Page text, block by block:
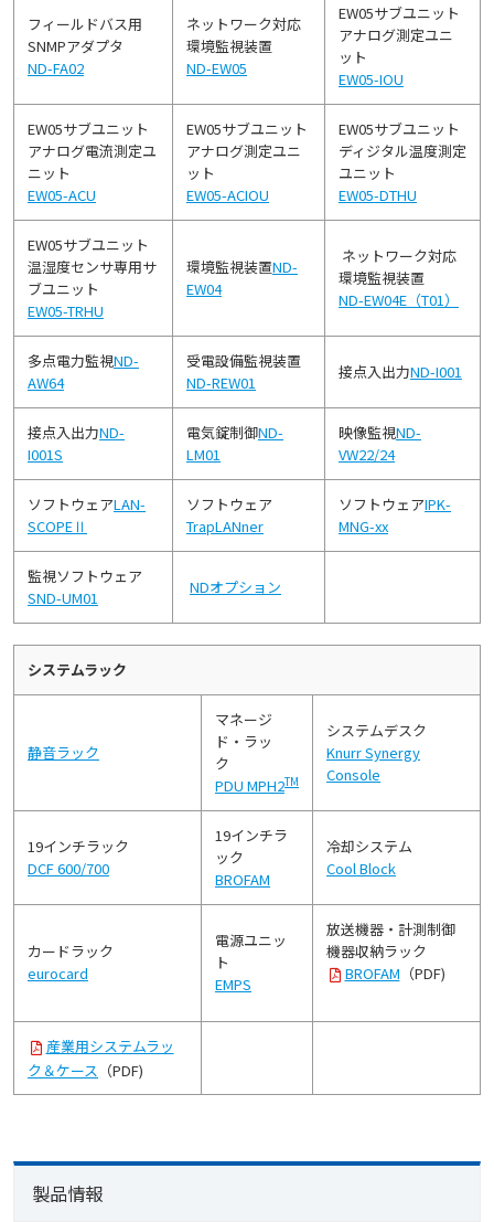
フィールドバス用
SNMPアダプタ
ND-FA02
ネットワーク対応
環境監視装置
ND-EW05
EW05サブユニット
アナログ測定ユニ
ット
EW05-IOU
EW05サブユニット
アナログ電流測定ユ
ニット
EW05-ACU
EW05サブユニット
アナログ測定ユニ
ット
EW05-ACIOU
EW05サブユニット
ディジタル温度測定
ユニット
EW05-DTHU
EW05サブユニット
温湿度センサ専用サ
ブユニット
EW05-TRHU
環境監視装置ND-
EW04
ネットワーク対応
環境監視装置
ND-EW04E（T01）
多点電力監視ND-
AW64
受電設備監視装置
ND-REW01
接点入出力ND-I001
接点入出力ND-
I001S
電気錠制御ND-
LM01
映像監視ND-
VW22/24
ソフトウェアLAN-
SCOPEⅡ
ソフトウェア
TrapLANner
ソフトウェアIPK-
MNG-xx
監視ソフトウェア
SND-UM01
NDオプション
システムラック
静音ラック
マネージ
ド・ラッ
ク
PDU MPH2TM
システムデスク
Knurr Synergy
Console
19インチラック
DCF 600/700
19インチラ
ック
BROFAM
冷却システム
Cool Block
カードラック
eurocard
電源ユニッ
ト
EMPS
放送機器・計測制御
機器収納ラック
BROFAM （PDF)
産業用システムラッ
ク＆ケース （PDF)
製品情報